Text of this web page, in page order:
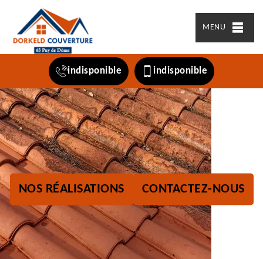
MENU
indisponible indisponible
NOS RÉALISATIONS CONTACTEZ-NOUS